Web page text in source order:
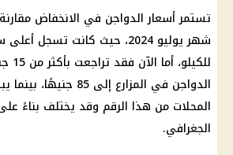
تستمر أسعار الدواجن في الانخفاض
الدواجن في المزارع إلى
المحلات من هذا الرقم وقد يختلف بناءً
الجغرافي.